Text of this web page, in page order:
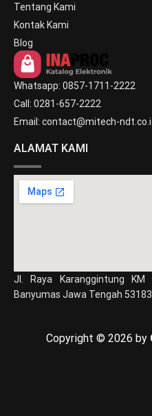
Tentang Kami
Kontak Kami
Blog
Whatsapp: 0857-1711-2222
Call: 0281-657-2222
Email: contact@mitech-
ALAMAT KAMI
Jl. Raya Karanggintung
Banyumas Jawa Tengah 53183
Copyright © 2026 by